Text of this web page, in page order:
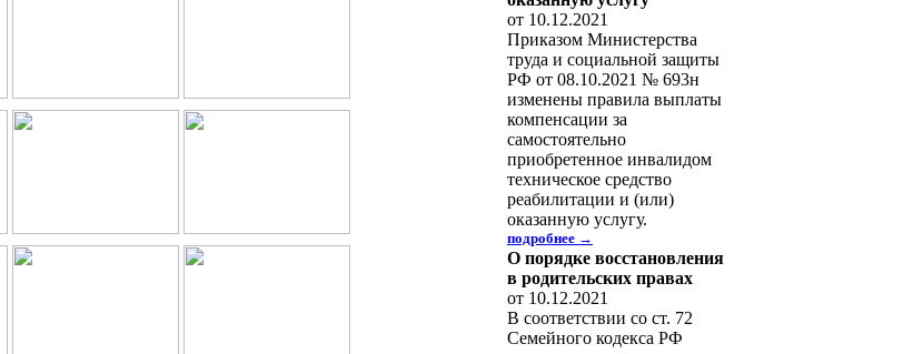
от 10.12.2021
Приказом Министерства
труда и социальной защиты
РФ от 08.10.2021 № 693н
изменены правила выплаты
компенсации за
самостоятельно
приобретенное инвалидом
техническое средство
реабилитации и (или)
оказанную услугу.
подробнее →
О порядке восстановления
в родительских правах
от 10.12.2021
В соответствии со ст. 72
Семейного кодекса РФ